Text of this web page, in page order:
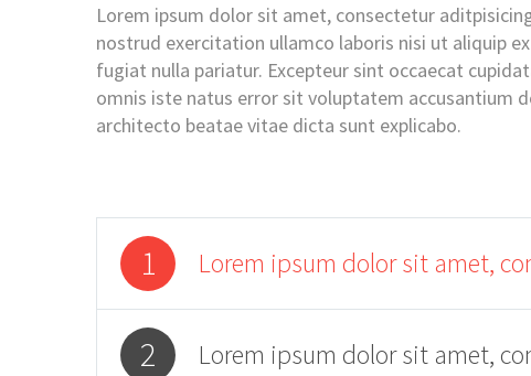
Lorem ipsum dolor sit amet, consectetur
nostrud exercitation ullamco laboris nisi ut aliquip
fugiat nulla pariatur. Excepteur sint occaecat
omnis iste natus error sit voluptatem accusantium
architecto beatae vitae dicta sunt explicabo.
1 Lorem ipsum dolor sit amet,
2 Lorem ipsum dolor sit amet,